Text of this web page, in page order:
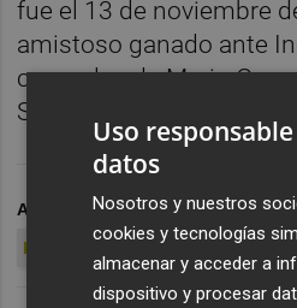
fue el 13 de noviembre
amistoso ganado ante
con goles de Mario
Santi Cazorla (min. 84).
ARCHIVADO EN RICO PÉREZ
LA ROJA
Uso
datos
Nosotros y nuestros
cookies y tecnologías
almacenar y acceder a
dispositivo y procesar